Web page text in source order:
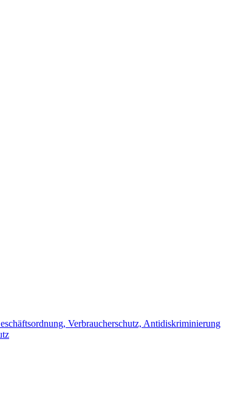
Verbraucherschutz, Antidiskriminierung